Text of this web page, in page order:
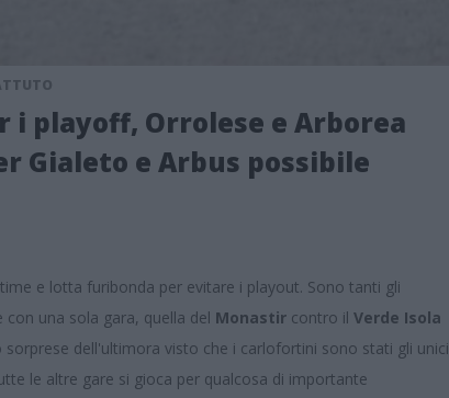
playoff, Orrolese e Arborea
Gialeto e Arbus possibile
e lotta furibonda per evitare i playout. Sono tanti gli
una sola gara, quella del Monastir contro il Verde Isola
dell'ultimora visto che i carlofortini sono stati gli unici
le altre gare si gioca per qualcosa di importante